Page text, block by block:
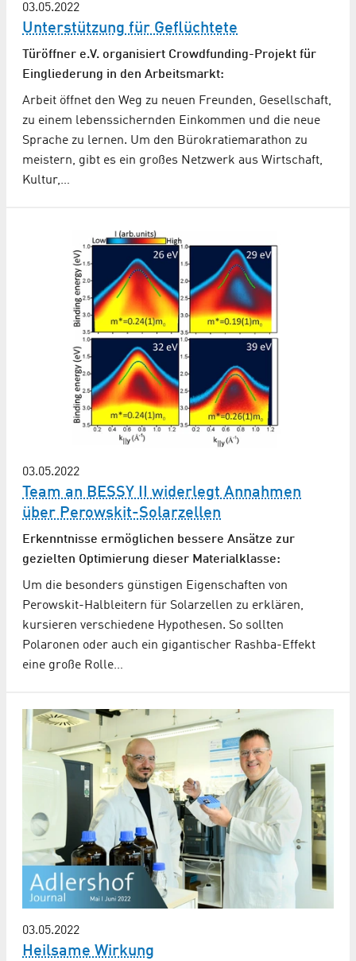
03.05.2022
Unterstützung für Geflüchtete
Türöffner e.V. organisiert Crowdfunding-Projekt für
Eingliederung in den Arbeitsmarkt:
Arbeit öffnet den Weg zu neuen Freunden, Gesellschaft,
zu einem lebenssichernden Einkommen und die neue
Sprache zu lernen. Um den Bürokratiemarathon zu
meistern, gibt es ein großes Netzwerk aus Wirtschaft,
Kultur,…
03.05.2022
Team an BESSY II widerlegt Annahmen
über Perowskit-Solarzellen
Erkenntnisse ermöglichen bessere Ansätze zur
gezielten Optimierung dieser Materialklasse:
Um die besonders günstigen Eigenschaften von
Perowskit-Halbleitern für Solarzellen zu erklären,
kursieren verschiedene Hypothesen. So sollten
Polaronen oder auch ein gigantischer Rashba-Effekt
eine große Rolle…
03.05.2022
Heilsame Wirkung